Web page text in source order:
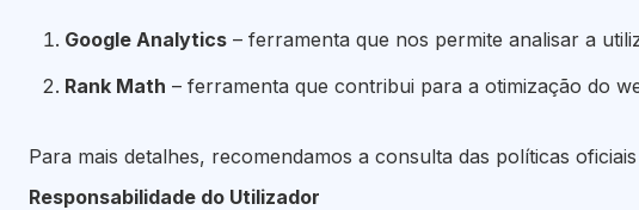
Google Analytics – ferramenta que nos permite analisar a
Rank Math – ferramenta que contribui para a otimização do
Para mais detalhes, recomendamos a consulta das políticas oficiais
Responsabilidade do Utilizador